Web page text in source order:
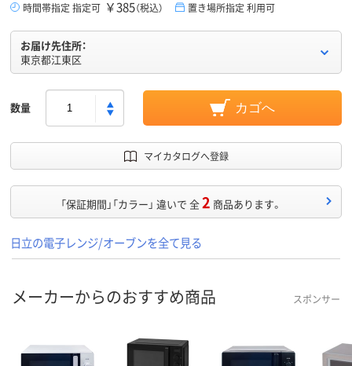
時間帯指定 指定可 ￥385（税込） 置き場所指定 利用可
お届け先住所：
東京都江東区
数量 カゴへ
マイカタログへ登録
「保証期間」「カラー」 違いで 全2 商品あります。
日立の電子レンジ/オーブンを全て見る
メーカーからのおすすめ商品 スポンサー